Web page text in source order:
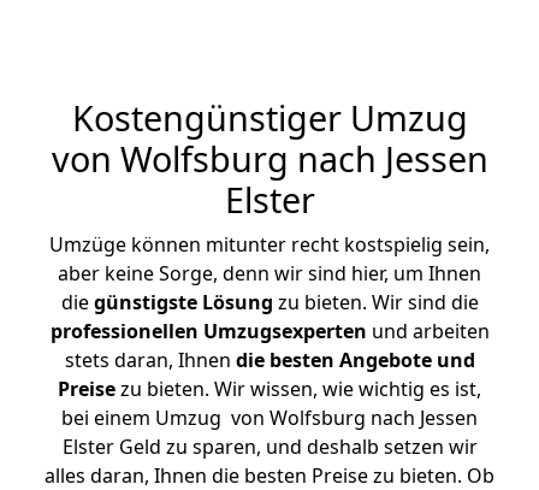
Kostengünstiger Umzug
von Wolfsburg nach Jessen
Elster
Umzüge können mitunter recht kostspielig sein,
aber keine Sorge, denn wir sind hier, um Ihnen
diegünstigste Lösung zu bieten. Wir sind die
professionellen Umzugsexperten und arbeiten
stets daran, Ihnen die besten Angebote und
Preisezu bieten. Wir wissen, wie wichtig es ist,
bei einem Umzug von Wolfsburg nach Jessen
Elster Geld zu sparen, und deshalb setzen wir
alles daran, Ihnen die besten Preise zu bieten. Ob